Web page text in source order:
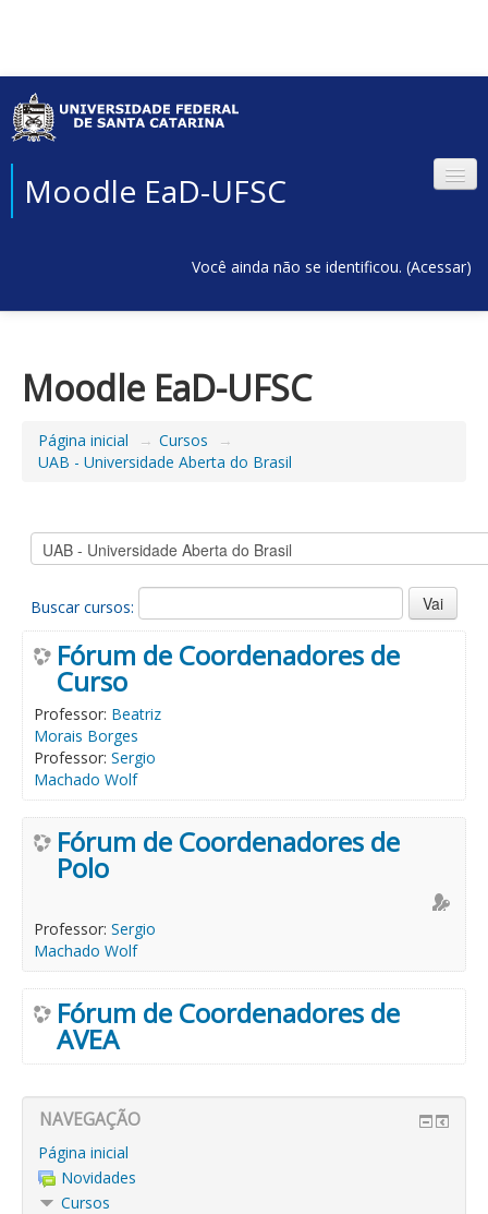
Moodle EaD-UFSC
Você ainda não se identificou. (Acessar)
Moodle EaD-UFSC
Página inicial → Cursos
→
UAB - Universidade Aberta do Brasil
Buscar cursos:
Fórum de Coordenadores de
Curso
Professor: Beatriz
Morais Borges
Professor: Sergio
Machado Wolf
Fórum de Coordenadores de
Polo
Professor: Sergio
Machado Wolf
Fórum de Coordenadores de
AVEA
NAVEGAÇÃO
Página inicial
Novidades
Cursos